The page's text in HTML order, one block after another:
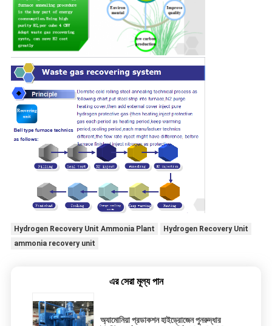
Hydrogen Recovery Unit Ammonia Plant
Hydrogen Recovery Unit
ammonia recovery unit
এর সেরা মূল্য পান
অ্যামোনিয়া প্রডাকশন হাইড্রোজেন পুনরুদ্ধার